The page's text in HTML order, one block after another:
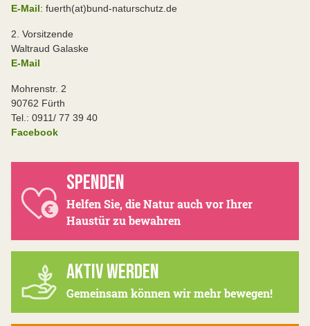
E-Mail: fuerth(at)bund-naturschutz.de
2. Vorsitzende
Waltraud Galaske
E-Mail
Mohrenstr. 2
90762 Fürth
Tel.: 0911/ 77 39 40
Facebook
SPENDEN
Helfen Sie, die Natur auch vor Ihrer
Haustür zu bewahren
AKTIV WERDEN
Gemeinsam können wir mehr bewegen!